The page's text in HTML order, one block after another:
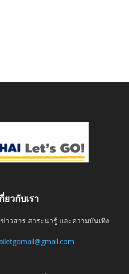
ยวกับเรา
าวสาร สาระน่ารู้ และความบันเทิง